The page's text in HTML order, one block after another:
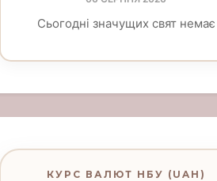
Сьогодні значущих свят немає
КУРС ВАЛЮТ НБУ (UAH)